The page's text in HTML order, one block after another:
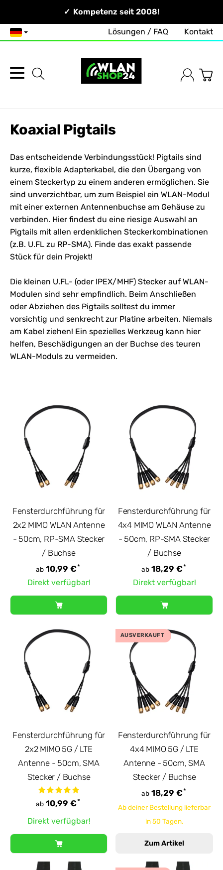
Persönlich & Erreichbar!Kompetenz seit 2008!
Deutsch Lösungen / FAQ Kontakt
Koaxial Pigtails
Das entscheidende Verbindungsstück! Pigtails sind
kurze, flexible Adapterkabel, die den Übergang von
einem Steckertyp zu einem anderen ermöglichen. Sie
sind unverzichtbar, um zum Beispiel ein WLAN-Modul
mit einer externen Antennenbuchse am Gehäuse zu
verbinden. Hier findest du eine riesige Auswahl an
Pigtails mit allen erdenklichen Steckerkombinationen
(z.B. U.FL zu RP-SMA). Finde das exakt passende
Stück für dein Projekt!
Die kleinen U.FL- (oder IPEX/MHF) Stecker auf WLAN-
Modulen sind sehr empfindlich. Beim Anschließen
oder Abziehen des Pigtails solltest du immer
vorsichtig und senkrecht zur Platine arbeiten. Niemals
am Kabel ziehen! Ein spezielles Werkzeug kann hier
helfen, Beschädigungen an der Buchse des teuren
WLAN-Moduls zu vermeiden.
Fensterdurchführung für
2x2 MIMO WLAN Antenne
- 50cm, RP-SMA Stecker
/ Buchse
ab 10,99 €*
Direkt verfügbar!
Fensterdurchführung für
4x4 MIMO WLAN Antenne
- 50cm, RP-SMA Stecker
/ Buchse
ab 18,29 €*
Direkt verfügbar!
Fensterdurchführung für
2x2 MIMO 5G / LTE
Antenne - 50cm, SMA
Stecker / Buchse
ab 10,99 €*
Direkt verfügbar!
AUSVERKAUFT
Fensterdurchführung für
4x4 MIMO 5G / LTE
Antenne - 50cm, SMA
Stecker / Buchse
ab 18,29 €*
Ab deiner Bestellung lieferbar
in 50 Tagen.
Zum Artikel